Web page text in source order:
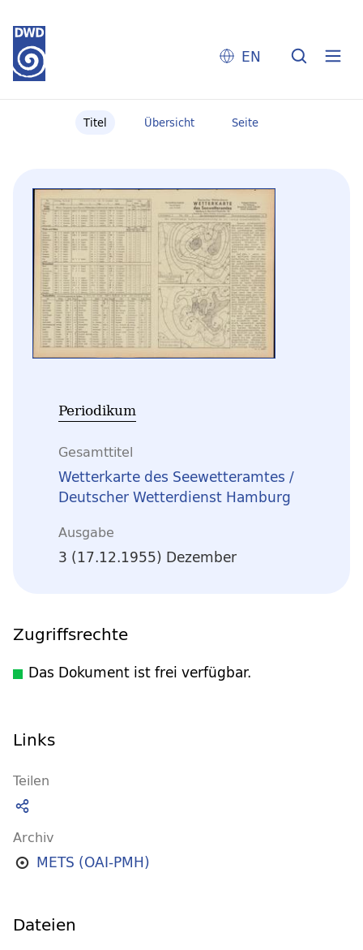
EN
Titel Übersicht Seite
Periodikum
Gesamttitel
Wetterkarte des Seewetteramtes /
Deutscher Wetterdienst Hamburg
Ausgabe
3 (17.12.1955) Dezember
Zugriffsrechte
Das Dokument ist frei verfügbar.
Links
Teilen
Archiv
METS (OAI-PMH)
Dateien